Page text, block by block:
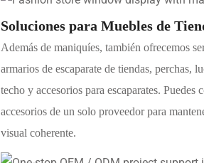
Soluciones para Muebles de
Además de maniquíes, también ofrecemos
armarios de escaparate de tiendas, perchas,
techo y accesorios para escaparates. Puedes
accesorios de un solo proveedor para
visual coherente.